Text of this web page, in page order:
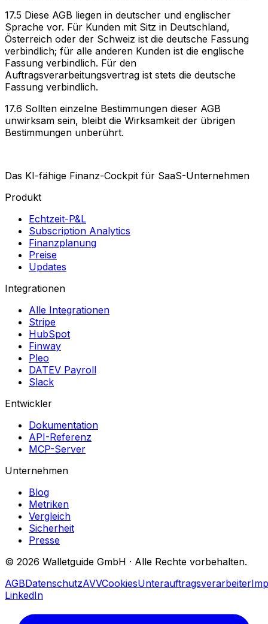
17.5 Diese AGB liegen in deutscher und englischer
Sprache vor. Für Kunden mit Sitz in Deutschland,
Österreich oder der Schweiz ist die deutsche Fassung
verbindlich; für alle anderen Kunden ist die englische
Fassung verbindlich. Für den
Auftragsverarbeitungsvertrag ist stets die deutsche
Fassung verbindlich.
17.6 Sollten einzelne Bestimmungen dieser AGB
unwirksam sein, bleibt die Wirksamkeit der übrigen
Bestimmungen unberührt.
Das KI-fähige Finanz-Cockpit für SaaS-Unternehmen
Produkt
Echtzeit-P&L
Subscription Analytics
Finanzplanung
Preise
Updates
Integrationen
Alle Integrationen
Stripe
HubSpot
Finway
Pleo
DATEV Payroll
Slack
Entwickler
Dokumentation
API-Referenz
MCP-Server
Unternehmen
Blog
Metriken
Vergleich
Sicherheit
Presse
© 2026 Walletguide GmbH · Alle Rechte vorbehalten.
AGBDatenschutzAVVCookiesUnterauftragsverarbeiter
LinkedIn